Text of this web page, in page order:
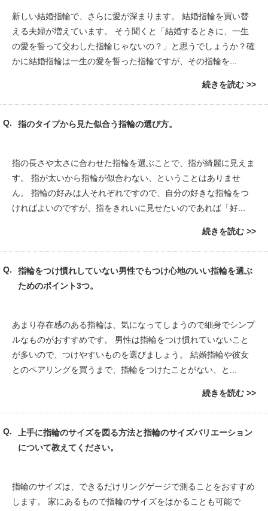
新しい結婚指輪で、さらに愛が深まります。 結婚指輪を買い替
える夫婦が増えています。 そう聞くと「結婚するときに、一生
の愛を誓って交わした指輪じゃないの？」と思うでしょうか？確
かに結婚指輪は一生の愛を誓った指輪ですが、その指輪を...
続きを読む
指のタイプから見た似合う指輪の選び方。
指の長さや太さに合わせた指輪を選ぶことで、指が綺麗に見えま
す。 指が太いから指輪が似合わない、ということはありませ
ん。 指輪の好みは人それぞれですので、自分の好きな指輪をつ
ければよいのですが、指をきれいに見せたいのであれば「好...
続きを読む
指輪をつけ慣れしていない男性でもつけ心地のいい指輪を選ぶ
ためのポイント3つ。
あまり存在感のある指輪は、気になってしまうので細身でシンプ
ルなものがおすすめです。 男性は指輪をつけ慣れていないこと
が多いので、つけやすいものを選びましょう。 結婚指輪や彼女
とのペアリングを買うまで、指輪をつけたことがない、と...
続きを読む
上手に指輪のサイズを図る方法と指輪のサイズバリエーション
について教えてください。
指輪のサイズは、できるだけリングゲージで測ることをおすすめ
します。 家にあるもので指輪のサイズをはかることも可能で